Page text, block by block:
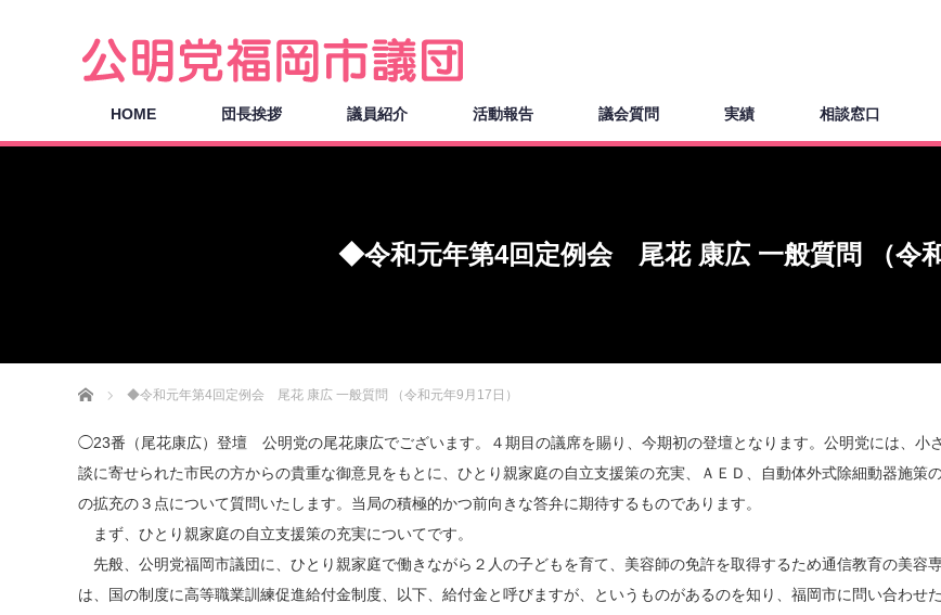
HOME 団長挨拶 議員紹介 活動報告 議会質問 実績 相談窓口
◆令和元年第4回定例会 尾花 康広 一般質問 （令和
ホーム ◆令和元年第4回定例会 尾花 康広 一般質問 （令和元年9月17日）
◯23番（尾花康広）登壇 公明党の尾花康広でございます。４期目の議席を賜り、今期初の登壇となります。公明党には、小
談に寄せられた市民の方からの貴重な御意見をもとに、ひとり親家庭の自立支援策の充実、ＡＥＤ、自動体外式除細動器施
の拡充の３点について質問いたします。当局の積極的かつ前向きな答弁に期待するものであります。
まず、ひとり親家庭の自立支援策の充実についてです。
先般、公明党福岡市議団に、ひとり親家庭で働きながら２人の子どもを育て、美容師の免許を取得するため通信教育の美容
は、国の制度に高等職業訓練促進給付金制度、以下、給付金と呼びますが、というものがあるのを知り、福岡市に問い合わ